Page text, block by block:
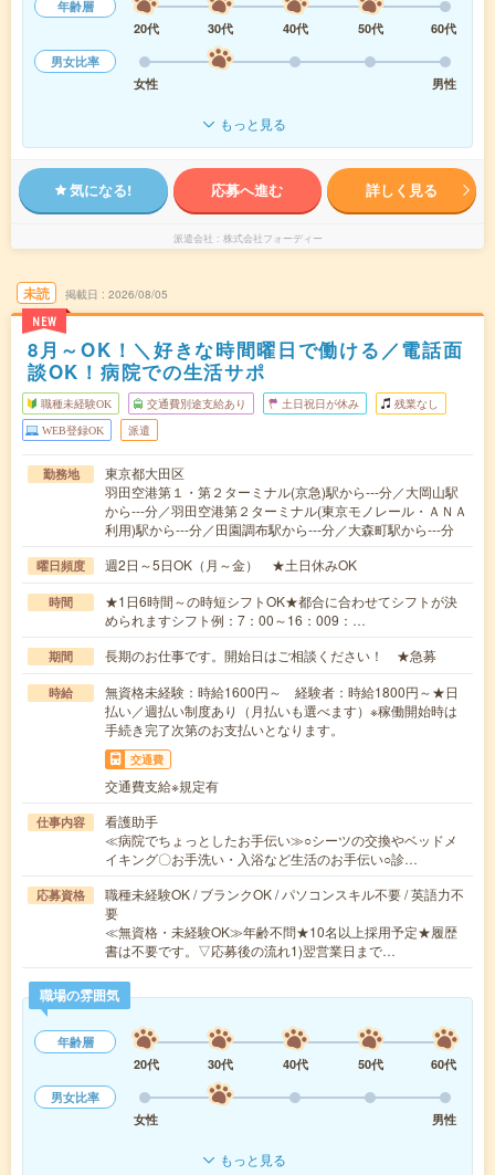
年齢層
20代
30代 40代 50代
60代
男女比率
女性
男性
もっと見る
気になる! 応募へ進む 詳しく見る
派遣会社 株式会社フォーディー
未読
NEW
掲載日 2026/08/05
8月～OK！＼好きな時間曜日で働ける／電話面
談OK！病院での生活サポ
職種未経験OK 交通費別途支給あり 土日祝日が休み 残業なし
WEB登録OK 派遣
勤務地
東京都大田区
羽田空港第１・第２ターミナル(京急)駅から---分／大岡山駅
から---分／羽田空港第２ターミナル(東京モノレール・ＡＮＡ
利用)駅から---分／田園調布駅から---分／大森町駅から---分
曜日頻度 週2日～5日OK（月～金） ★土日休みOK
時間
★1日6時間～の時短シフトOK★都合に合わせてシフトが決
められますシフト例：7：00～16：009：…
期間 長期のお仕事です。開始日はご相談ください！ ★急募
時給
無資格未経験：時給1600円～ 経験者：時給1800円～★日
払い／週払い制度あり（月払いも選べます）※稼働開始時は
手続き完了次第のお支払いとなります。
交通費
交通費支給※規定有
仕事内容
看護助手
≪病院でちょっとしたお手伝い≫○シーツの交換やベッドメ
イキング〇お手洗い・入浴など生活のお手伝い○診…
応募資格
職種未経験OK / ブランクOK / パソコンスキル不要 / 英語力不
要
≪無資格・未経験OK≫年齢不問★10名以上採用予定★履歴
書は不要です。▽応募後の流れ1)翌営業日まで…
職場の雰囲気
年齢層
20代
30代 40代 50代
60代
男女比率
女性
男性
もっと見る